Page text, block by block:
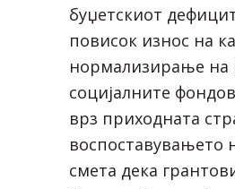
буџетскиот
повисок износ на
нормализирање на
социјалните
врз приходната
воспоставувањето
смета дека